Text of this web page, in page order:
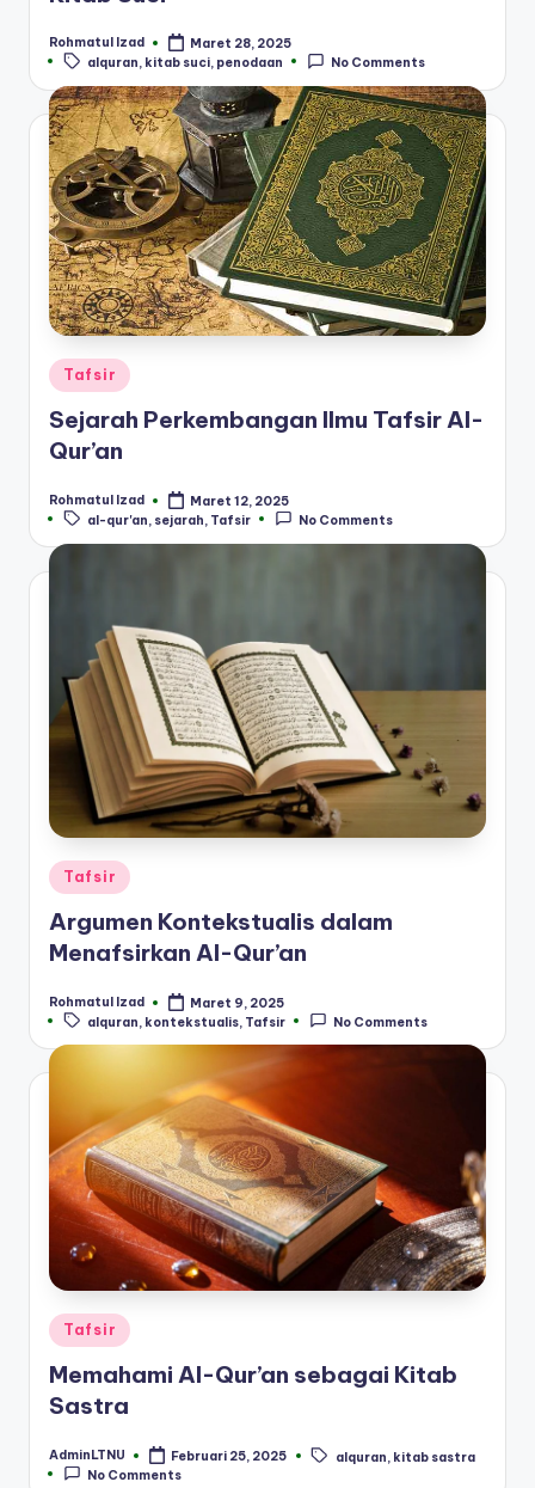
Posted
by
Rohmatul Izad Maret 28, 2025
Tags:
alquran kitab suci penodaan No Comments
Posted
in
Tafsir
Sejarah Perkembangan Ilmu Tafsir Al-
Qur’an
Posted
by
Rohmatul Izad Maret 12, 2025
Tags:
al-qur'an sejarah Tafsir No Comments
Posted
in
Tafsir
Argumen Kontekstualis dalam
Menafsirkan Al-Qur’an
Posted
by
Rohmatul Izad Maret 9, 2025
Tags:
alquran kontekstualis Tafsir No Comments
Posted
in
Tafsir
Memahami Al-Qur’an sebagai Kitab
Sastra
Posted
by
AdminLTNU Februari 25, 2025
Tags: alquran kitab sastra
No Comments